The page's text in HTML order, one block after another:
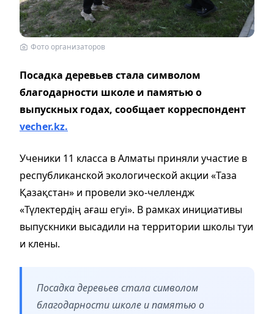
Фото организаторов
Посадка деревьев стала символом
благодарности школе и памятью о
выпускных годах, сообщает корреспондент
vecher.kz.
Ученики 11 класса в Алматы приняли участие в
республиканской экологической акции «Таза
Қазақстан» и провели эко-челлендж
«Түлектердің ағаш егуі». В рамках инициативы
выпускники высадили на территории школы туи
и клены.
Посадка деревьев стала символом
благодарности школе и памятью о